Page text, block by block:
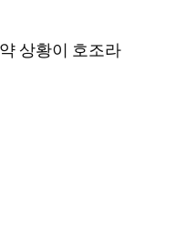
상황이 호조라